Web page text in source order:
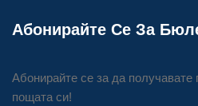
Абонирайте Се За
Абонирайте се за да получавате
пощата си!